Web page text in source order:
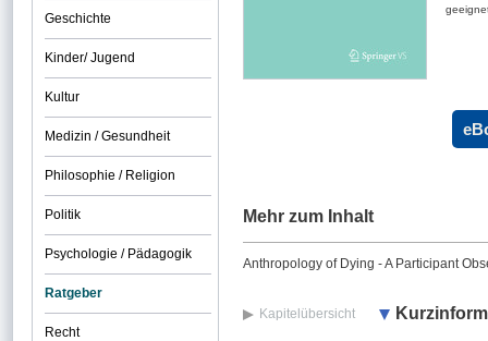
Mehr zum Inhalt
Anthropology of Dying - A Participant
Kapitelübersicht
Geschichte
Kinder/ Jugend
Kultur
Medizin / Gesundheit
Philosophie / Religion
Politik
Psychologie / Pädagogik
Ratgeber
Recht